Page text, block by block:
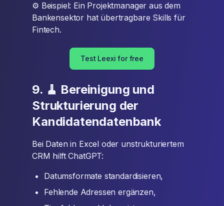
⚙️ Beispiel: Ein Projektmanager aus dem
Bankensektor hat übertragbare Skills für
Fintech.
Test Leexi for free
9. 🧹 Bereinigung und
Strukturierung der
Kandidatendatenbank
Bei Daten in Excel oder unstrukturiertem
CRM hilft ChatGPT:
Datumsformate standardisieren,
Fehlende Adressen ergänzen,